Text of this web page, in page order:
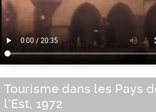
Tourisme dans les Pays
l'Est, 1972